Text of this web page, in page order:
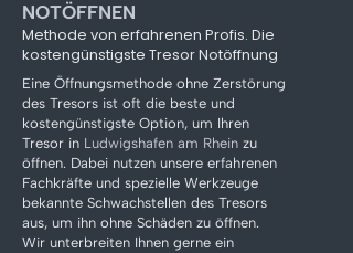
NOTÖFFNEN
Methode von erfahrenen Profis. Die
kostengünstigste TresorNotöffnung
Eine Öffnungsmethode ohne Zerstörung
des Tresors ist oft die beste und
kostengünstigste Option, um Ihren
Tresor in Ludwigshafen am Rhein zu
öffnen. Dabei nutzen unsere erfahrenen
Fachkräfte und spezielle Werkzeuge
bekannte Schwachstellen des Tresors
aus, um ihn ohne Schäden zu öffnen.
Wir unterbreiten Ihnen gerne ein